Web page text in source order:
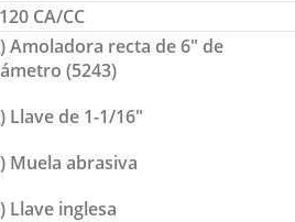
CA/CC
Amoladora recta de 6″ de
(5243)
Llave de 1-1/16″
Muela abrasiva
Llave inglesa